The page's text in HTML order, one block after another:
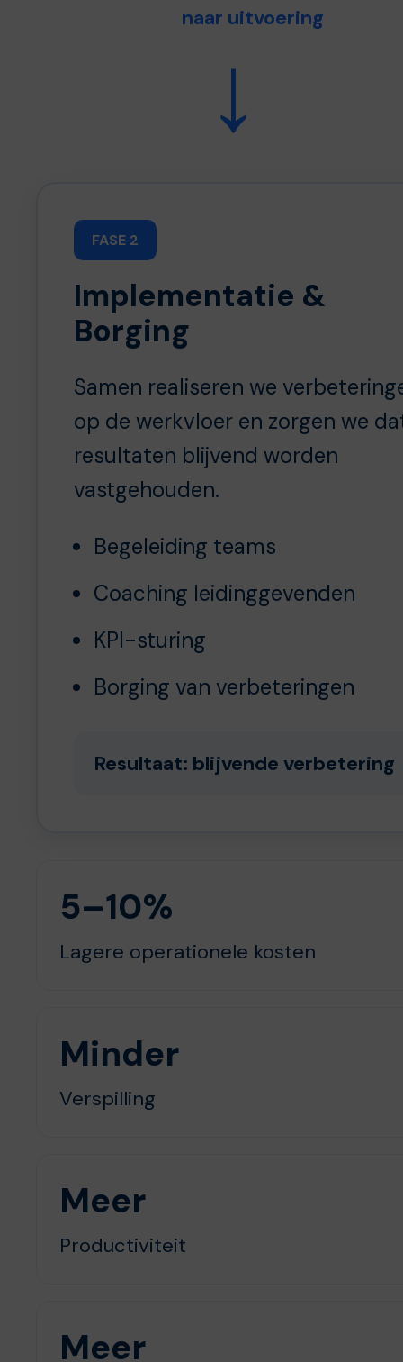
naar uitvoering
→
FASE 2
Implementatie &
Borging
Samen realiseren we
op de werkvloer en zorgen we
resultaten blijvend worden
vastgehouden.
Begeleiding teams
Coaching leidinggevenden
KPI-sturing
Borging van verbeteringen
Resultaat: blijvende verbetering
5–10%
Lagere operationele kosten
Minder
Verspilling
Meer
Productiviteit
Meer